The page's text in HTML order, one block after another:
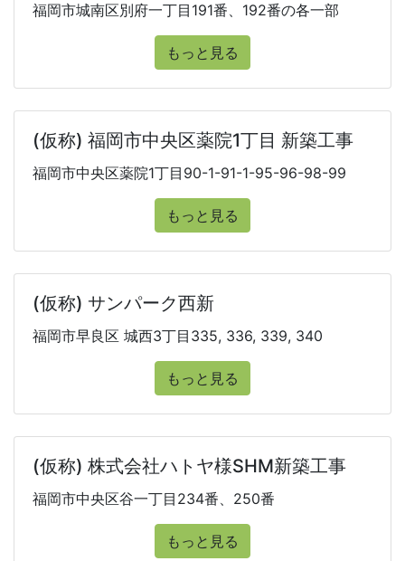
福岡市城南区別府一丁目191番、192番の各一部
もっと見る
(仮称) 福岡市中央区薬院1丁目 新築工事
福岡市中央区薬院1丁目90-1-91-1-95-96-98-99
もっと見る
(仮称) サンパーク西新
福岡市早良区 城西3丁目335, 336, 339, 340
もっと見る
(仮称) 株式会社ハトヤ様SHM新築工事
福岡市中央区谷一丁目234番、250番
もっと見る